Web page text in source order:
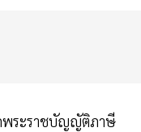
พระราชบัญญัติภาษี